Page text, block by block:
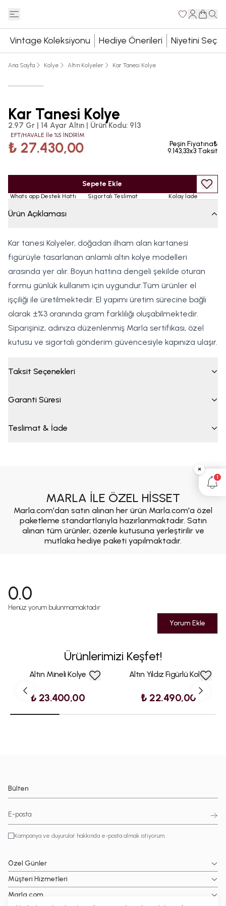
Vintage Koleksiyonu Hediye Önerileri Niyetini Seç
Ana Sayfa Kolye Altın Kolyeler Kar Tanesi Kolye
Kar Tanesi Kolye
2.97 Gr | 14 Ayar Altın | Ürün Kodu: 913
EFT/HAVALE İle %5 İNDİRİM
₺ 27.430,00
Peşin Fiyatına₺
9.143,33x3 Taksit
Sepete Ekle
Whats app Destek Hattı Sigortalı Teslimat Kolay İade
Ürün Açıklaması
Kar tanesi Kolyeler, doğadan ilham alan kartanesi
figürüyle tasarlanan anlamlı altın kolye modelleri
arasında yer alır. Boyun hattına dengeli şekilde oturan
formu günlük kullanım için uygundur.Tüm ürünler el
işçiliği ile üretilmektedir. El yapımı üretim sürecine bağlı
olarak ±%3 oranında gram farklılığı oluşabilmektedir.
Siparişiniz, adınıza düzenlenmiş Marla sertifikası, özel
kutusu ve sigortalı gönderim güvencesiyle kapınıza ulaşır.
Taksit Seçenekleri
Garanti Süresi
Teslimat & İade
MARLA İLE ÖZEL HİSSET
Marla.com'dan satın alınan her ürün Marla.com'a özel
paketleme standartlarıyla hazırlanmaktadır. Satın
alınan tüm ürünler, özenle kutusuna yerleştirilir ve
mutlaka hediye paketi yapılmaktadır.
0.0
Henüz yorum bulunmamaktadır
Yorum Ekle
Ürünlerimizi Keşfet!
Altın Mineli Kolye
₺ 23.400,00
Altın Yıldız Figürlü Kolye
₺ 22.490,00
Bülten
Kampanya ve duyurular hakkında e-posta almak istiyorum.
Özel Günler
Müşteri Hizmetleri
Marla.com
×
1